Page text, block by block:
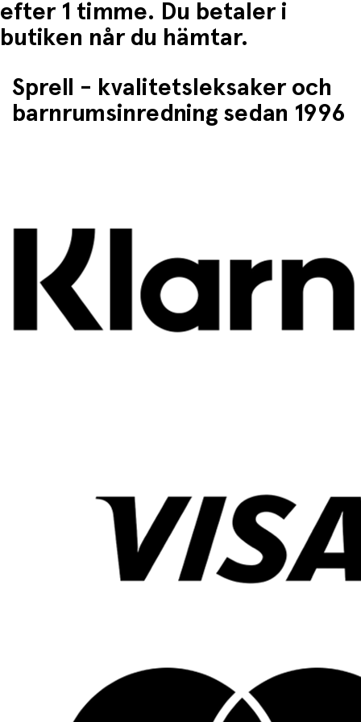
efter 1 timme. Du betaler i
butiken når du hämtar.
Sprell - kvalitetsleksaker och
barnrumsinredning sedan 1996